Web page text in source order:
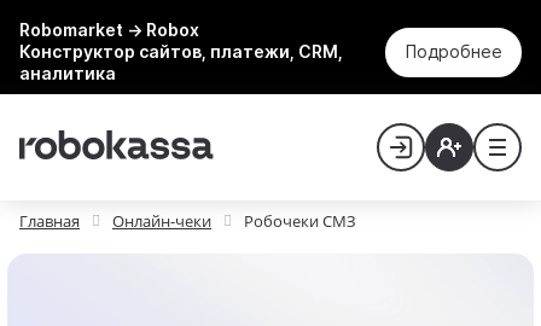
Robomarket → Robox
Конструктор сайтов, платежи, CRM,
аналитика
Подробнее
Главная Онлайн-чеки Робочеки СМЗ